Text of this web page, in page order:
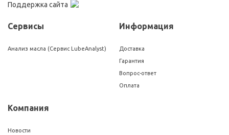
Поддержка сайта
Сервисы
Анализ масла (Сервис LubeAnalyst)
Информация
Доставка
Гарантия
Вопрос-ответ
Оплата
Компания
Новости